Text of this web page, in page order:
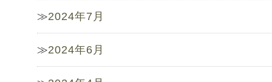
2024年7月
2024年6月